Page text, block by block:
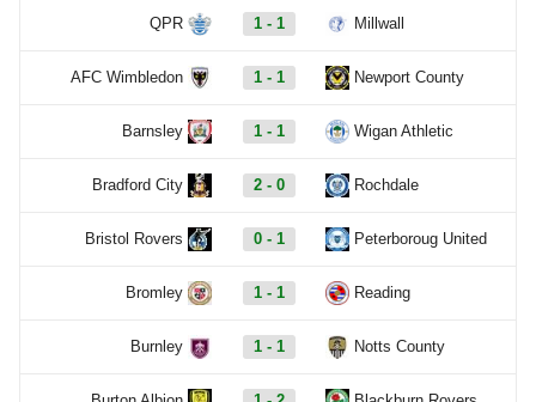
QPR 1 - 1 Millwall
AFC Wimbledon 1 - 1 Newport County
Barnsley 1 - 1 Wigan Athletic
Bradford City 2 - 0 Rochdale
Bristol Rovers 0 - 1 Peterboroug United
Bromley 1 - 1 Reading
Burnley 1 - 1 Notts County